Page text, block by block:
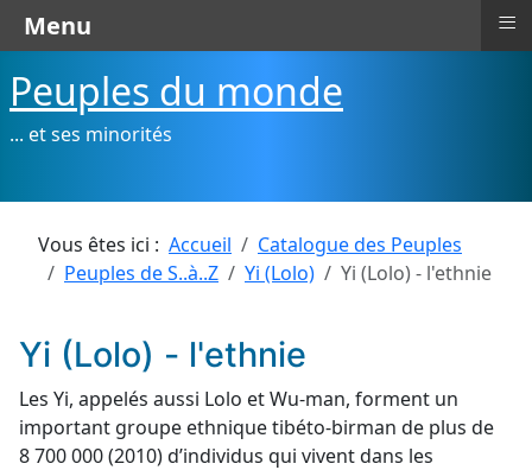
Peuples du monde
... et ses minorités
Vous êtes ici : Accueil
Catalogue des Peuples
Peuples de S..à..Z
Yi (Lolo) Yi (Lolo) - l'ethnie
Yi (Lolo) - l'ethnie
Les Yi, appelés aussi Lolo et Wu-man, forment un
important groupe ethnique tibéto-birman de plus de
8 700 000 (2010) d’individus qui vivent dans les
Menu ≡